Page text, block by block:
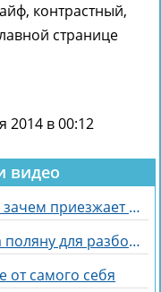
контрастный,
странице
2014 в 00:12
видео
Мария Давидова рассказала, зачем приезжает на Дом 2 к Рышковскому
Екатерину Горину пустили на поляну для разборок с парой Хорошевых
от самого себя